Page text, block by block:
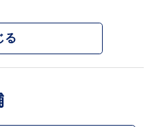
る